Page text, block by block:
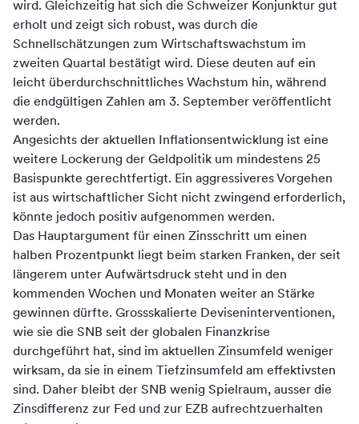
wird. Gleichzeitig hat sich die Schweizer Konjunktur gut
erholt und zeigt sich robust, was durch die
Schnellschätzungen zum Wirtschaftswachstum im
zweiten Quartal bestätigt wird. Diese deuten auf ein
leicht überdurchschnittliches Wachstum hin, während
die endgültigen Zahlen am 3. September veröffentlicht
werden.
Angesichts der aktuellen Inflationsentwicklung ist eine
weitere Lockerung der Geldpolitik um mindestens 25
Basispunkte gerechtfertigt. Ein aggressiveres Vorgehen
ist aus wirtschaftlicher Sicht nicht zwingend erforderlich,
könnte jedoch positiv aufgenommen werden.
Das Hauptargument für einen Zinsschritt um einen
halben Prozentpunkt liegt beim starken Franken, der seit
längerem unter Aufwärtsdruck steht und in den
kommenden Wochen und Monaten weiter an Stärke
gewinnen dürfte. Grossskalierte Deviseninterventionen,
wie sie die SNB seit der globalen Finanzkrise
durchgeführt hat, sind im aktuellen Zinsumfeld weniger
wirksam, da sie in einem Tiefzinsumfeld am effektivsten
sind. Daher bleibt der SNB wenig Spielraum, ausser die
Zinsdifferenz zur Fed und zur EZB aufrechtzuerhalten